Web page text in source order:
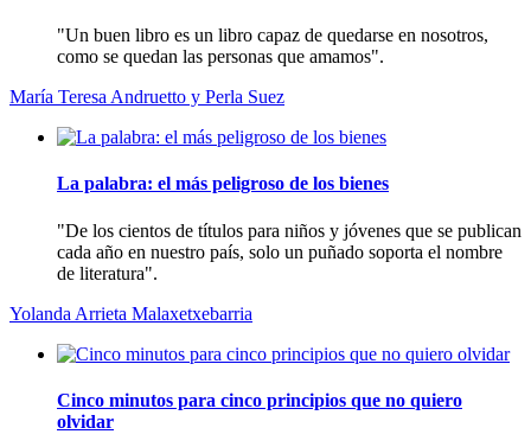
"Un buen libro es un libro capaz de quedarse en nosotros,
como se quedan las personas que amamos".
Marí­a Teresa Andruetto y Perla Suez
La palabra: el más peligroso de los bienes
"De los cientos de tí­tulos para niños y jóvenes que se publican
cada año en nuestro paí­s, solo un puñado soporta el nombre
de literatura".
Yolanda Arrieta Malaxetxebarria
Cinco minutos para cinco principios que no quiero
olvidar